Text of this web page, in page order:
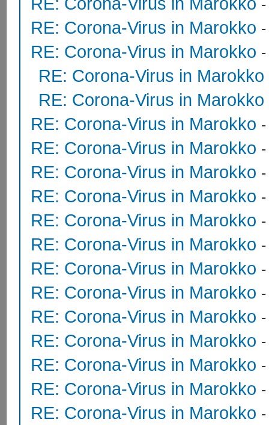
RE: Corona-Virus in Marokko
RE: Corona-Virus in Marokko
RE: Corona-Virus in Marokko
RE: Corona-Virus in Marokko
RE: Corona-Virus in Marokko
RE: Corona-Virus in Marokko
RE: Corona-Virus in Marokko
RE: Corona-Virus in Marokko
RE: Corona-Virus in Marokko
RE: Corona-Virus in Marokko
RE: Corona-Virus in Marokko
RE: Corona-Virus in Marokko
RE: Corona-Virus in Marokko
RE: Corona-Virus in Marokko
RE: Corona-Virus in Marokko
RE: Corona-Virus in Marokko
RE: Corona-Virus in Marokko